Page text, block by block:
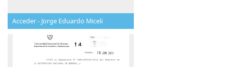
Acceder - Jorge Eduardo Miceli